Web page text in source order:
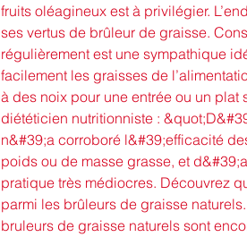
fruits oléagineux est à privilégier.
ses vertus de brûleur de graisse.
régulièrement est une sympathique
facilement les graisses de
à des noix pour une entrée ou un plat
diététicien nutritionniste :
n&#39;a corroboré l&#39;efficacité
poids ou de masse grasse, et
pratique très médiocres. Découvrez
parmi les brûleurs de graisse
bruleurs de graisse naturels sont